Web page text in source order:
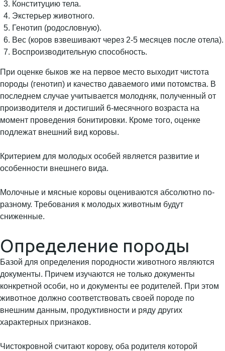
Конституцию тела.
Экстерьер животного.
Генотип (родословную).
Вес (коров взвешивают через 2-5 месяцев после отела).
Воспроизводительную способность.
При оценке быков же на первое место выходит чистота
породы (генотип) и качество даваемого ими потомства. В
последнем случае учитывается молодняк, полученный от
производителя и достигший 6-месячного возраста на
момент проведения бонитировки. Кроме того, оценке
подлежат внешний вид коровы.
Критерием для молодых особей является развитие и
особенности внешнего вида.
Молочные и мясные коровы оцениваются абсолютно по-
разному. Требования к молодых животным будут
сниженные.
Определение породы
Базой для определения породности животного являются
документы. Причем изучаются не только документы
конкретной особи, но и документы ее родителей. При этом
животное должно соответствовать своей породе по
внешним данным, продуктивности и ряду других
характерных признаков.
Чистокровной считают корову, оба родителя которой